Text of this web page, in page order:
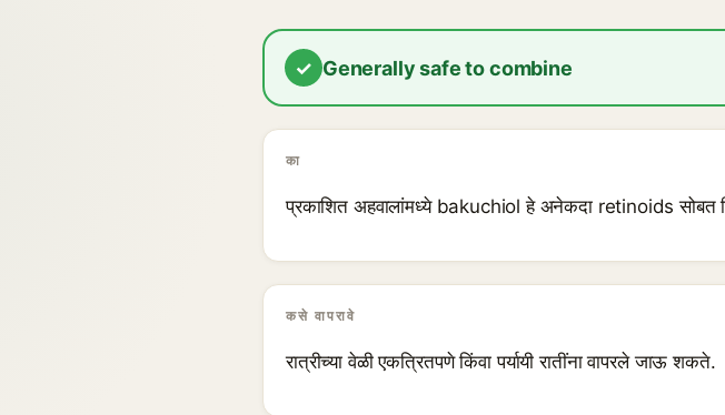
✓ Generally safe to combine
का
प्रकाशित अहवालांमध्ये bakuchiol हे अनेकदा retinoids सोबत
कसे वापरावे
रात्रीच्या वेळी एकत्रितपणे किंवा पर्यायी रातींना वापरले जाऊ शकते.